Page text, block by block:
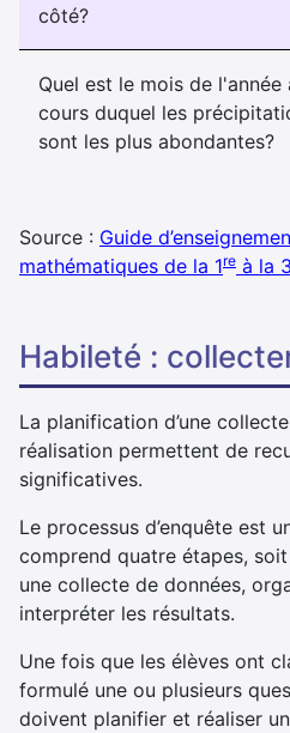
côté?
Quel est le mois de l'année
cours duquel les
sont les plus abondantes?
Source : Guide
mathématiques de la 1re à la 3
habileté :
La planification d’une
réalisation permettent de
significatives.
Le processus d’enquête est
comprend quatre étapes,
une collecte de données,
interpréter les résultats.
Une fois que les élèves ont
formulé une ou plusieurs
doivent planifier et réaliser